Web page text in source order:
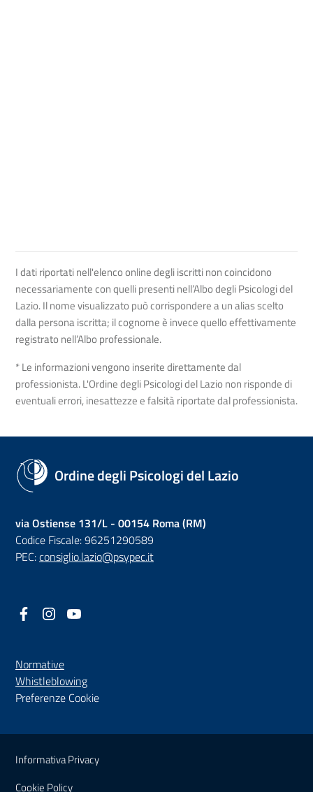
I dati riportati nell'elenco online degli iscritti non coincidono
necessariamente con quelli presenti nell’Albo degli Psicologi del
Lazio. Il nome visualizzato può corrispondere a un alias scelto
dalla persona iscritta; il cognome è invece quello effettivamente
registrato nell’Albo professionale.
* Le informazioni vengono inserite direttamente dal
professionista. L'Ordine degli Psicologi del Lazio non risponde di
eventuali errori, inesattezze e falsità riportate dal professionista.
Ordine degli Psicologi del Lazio
via Ostiense 131/L - 00154 Roma (RM)
Codice Fiscale: 96251290589
PEC:consiglio.lazio@psypec.it
Facebook
(nuova scheda - new tab)
Instagram
(nuova scheda - new tab)
Normative
Whistleblowing(nuova scheda - new tab)
Preferenze Cookie
Sezione Link Utili
Informativa Privacy
Cookie Policy